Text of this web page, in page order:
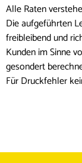
Alle Raten
Die aufgeführten
freibleibend und
Kunden im Sinne
gesondert
Für Druckfehler